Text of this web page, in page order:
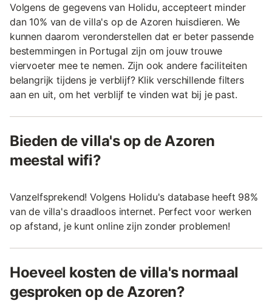
Volgens de gegevens van Holidu, accepteert minder
dan 10% van de villa's op de Azoren huisdieren. We
kunnen daarom veronderstellen dat er beter passende
bestemmingen in Portugal zijn om jouw trouwe
viervoeter mee te nemen. Zijn ook andere faciliteiten
belangrijk tijdens je verblijf? Klik verschillende filters
aan en uit, om het verblijf te vinden wat bij je past.
Bieden de villa's op de Azoren
meestal wifi?
Vanzelfsprekend! Volgens Holidu's database heeft 98%
van de villa's draadloos internet. Perfect voor werken
op afstand, je kunt online zijn zonder problemen!
Hoeveel kosten de villa's normaal
gesproken op de Azoren?